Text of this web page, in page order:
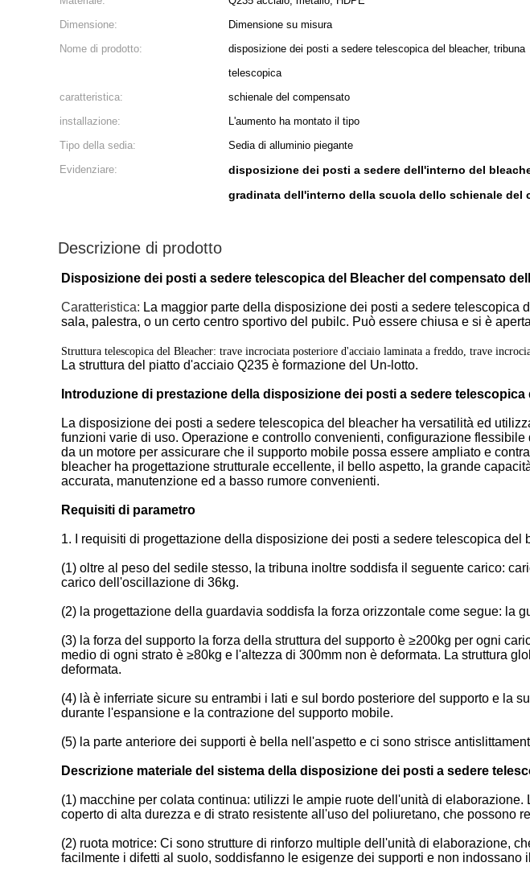
Dimensione:
Dimensione su misura
Nome di prodotto:
disposizione dei posti a sedere telescopica del bleacher, tribuna
telescopica
caratteristica: schienale del compensato
installazione:
L'aumento ha montato il tipo
Tipo della sedia:
Sedia di alluminio piegante
Evidenziare:
disposizione dei posti a sedere dell'interno del
gradinata dell'interno della scuola dello schienale del
Descrizione di prodotto
Disposizione dei posti a sedere telescopica del Bleacher del compensato
Caratteristica: La maggior parte della disposizione dei posti a sedere
sala, palestra, o un certo centro sportivo del pubilc. Può essere chiusa e si è
Struttura telescopica del Bleacher: trave incrociata posteriore d'acciaio laminata a freddo, trave
La struttura del piatto d'acciaio Q235 è formazione del Un-lotto.
Introduzione di prestazione della disposizione dei posti a sedere telescopica
La disposizione dei posti a sedere telescopica del bleacher ha versatilità ed
funzioni varie di uso. Operazione e controllo convenienti, configurazione
da un motore per assicurare che il supporto mobile possa essere ampliato e
bleacher ha progettazione strutturale eccellente, il bello aspetto, la grande
accurata, manutenzione ed a basso rumore convenienti.
Requisiti di parametro
1. I requisiti di progettazione della disposizione dei posti a sedere telescopica del
(1) oltre al peso del sedile stesso, la tribuna inoltre soddisfa il seguente carico:
carico dell'oscillazione di 36kg.
(2) la progettazione della guardavia soddisfa la forza orizzontale come segue: la
(3) la forza del supporto la forza della struttura del supporto è ≥200kg per ogni
medio di ogni strato è ≥80kg e l'altezza di 300mm non è deformata. La struttura
deformata.
(4) là è inferriate sicure su entrambi i lati e sul bordo posteriore del supporto e la
durante l'espansione e la contrazione del supporto mobile.
(5) la parte anteriore dei supporti è bella nell'aspetto e ci sono strisce
Descrizione materiale del sistema della disposizione dei posti a sedere
(1) macchine per colata continua: utilizzi le ampie ruote dell'unità di
coperto di alta durezza e di strato resistente all'uso del poliuretano, che possono
(2) ruota motrice: Ci sono strutture di rinforzo multiple dell'unità di elaborazione,
facilmente i difetti al suolo, soddisfanno le esigenze dei supporti e non indossano